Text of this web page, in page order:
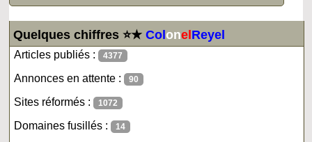
Quelques chiffres ⭐★ColonelReyel
Articles publiés : 4377
Annonces en attente : 90
Sites réformés : 1072
Domaines fusillés : 14